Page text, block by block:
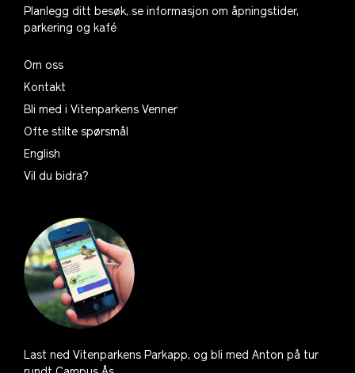
Planlegg ditt besøk, se informasjon om åpningstider,
parkering og kafé
Om oss
Kontakt
Bli med i Vitenparkens Venner
Ofte stilte spørsmål
English
Vil du bidra?
Last ned Vitenparkens Parkapp, og bli med Anton på tur